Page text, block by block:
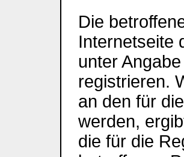
Die
Internetseite
unter
registrieren.
an den für
werden,
die für die